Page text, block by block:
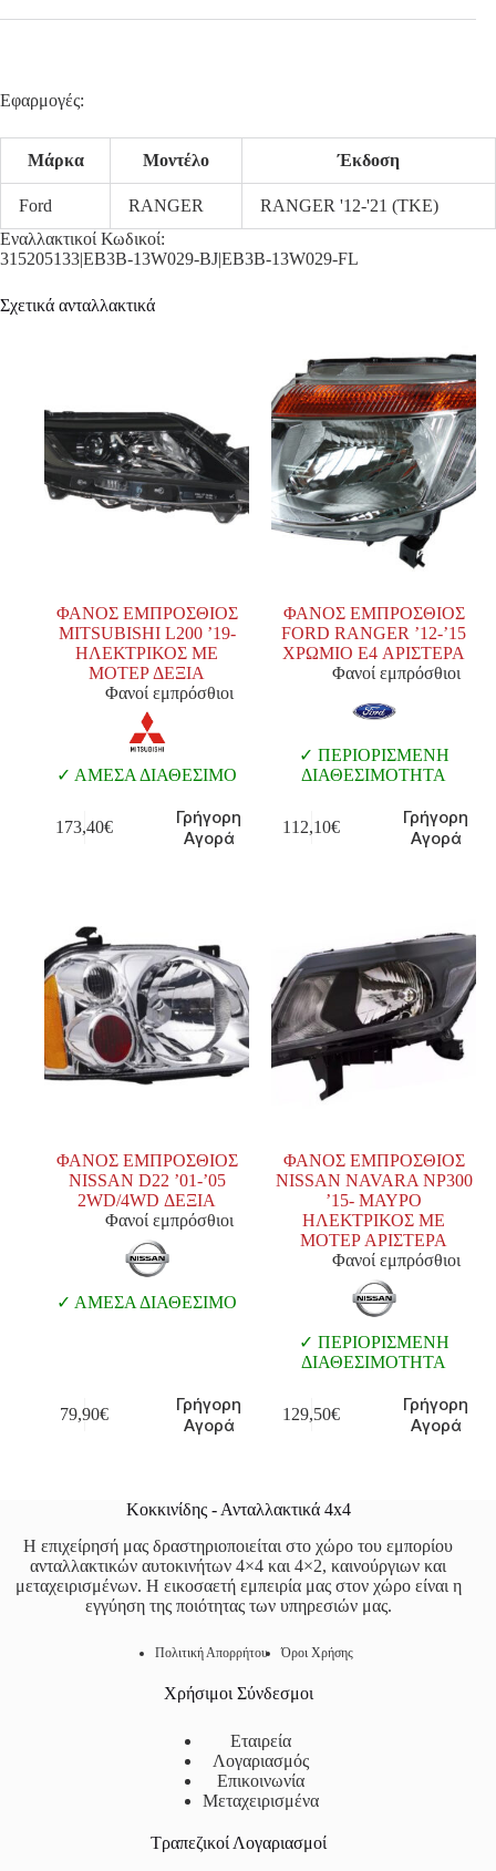
Εφαρμογές:
Μάρκα Μοντέλο Έκδοση
Ford RANGER
RANGER '12-'21 (TKE)
Εναλλακτικοί Κωδικοί:
315205133|EB3B-13W029-BJ|EB3B-13W029-FL
Σχετικά ανταλλακτικά
ΦΑΝΟΣ ΕΜΠΡΟΣΘΙΟΣ
MITSUBISHI L200 ’19-
ΗΛΕΚΤΡΙΚΟΣ ΜΕ
ΜΟΤΕΡ ΔΕΞΙΑ
Φανοί εμπρόσθιοι
ΑΜΕΣΑ ΔΙΑΘΕΣΙΜΟ
173,40€
Γρήγορη
Αγορά
ΦΑΝΟΣ ΕΜΠΡΟΣΘΙΟΣ
FORD RANGER ’12-’15
ΧΡΩΜΙΟ E4 ΑΡΙΣΤΕΡΑ
Φανοί εμπρόσθιοι
ΠΕΡΙΟΡΙΣΜΕΝΗ
ΔΙΑΘΕΣΙΜΟΤΗΤΑ
112,10€
Γρήγορη
Αγορά
ΦΑΝΟΣ ΕΜΠΡΟΣΘΙΟΣ
NISSAN D22 ’01-’05
2WD/4WD ΔΕΞΙΑ
Φανοί εμπρόσθιοι
ΑΜΕΣΑ ΔΙΑΘΕΣΙΜΟ
79,90€
Γρήγορη
Αγορά
ΦΑΝΟΣ ΕΜΠΡΟΣΘΙΟΣ
NISSAN NAVARA NP300
’15- ΜΑΥΡΟ
ΗΛΕΚΤΡΙΚΟΣ ΜΕ
ΜΟΤΕΡ ΑΡΙΣΤΕΡΑ
Φανοί εμπρόσθιοι
ΠΕΡΙΟΡΙΣΜΕΝΗ
ΔΙΑΘΕΣΙΜΟΤΗΤΑ
129,50€
Γρήγορη
Αγορά
Κοκκινίδης - Ανταλλακτικά 4x4
Η επιχείρησή μας δραστηριοποιείται στο χώρο του εμπορίου
ανταλλακτικών αυτοκινήτων 4×4 και 4×2, καινούργιων και
μεταχειρισμένων. Η εικοσαετή εμπειρία μας στον χώρο είναι η
εγγύηση της ποιότητας των υπηρεσιών μας.
Πολιτική Απορρήτου Όροι Χρήσης
Χρήσιμοι Σύνδεσμοι
Εταιρεία
Λογαριασμός
Επικοινωνία
Μεταχειρισμένα
Τραπεζικοί Λογαριασμοί